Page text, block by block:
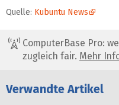
Quelle: Kubuntu News
ComputerBase Pro:
zugleich fair. Mehr
Verwandte Artikel